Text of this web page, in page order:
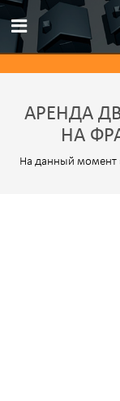
АРЕНДА
НА
На данный момент